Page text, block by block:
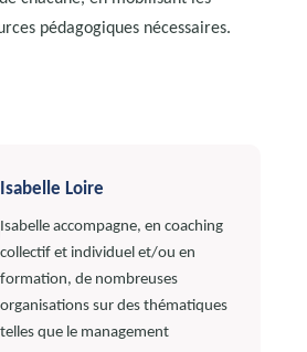
pédagogiques nécessaires.
Isabelle Loire
Isabelle accompagne, en coaching
collectif et individuel et/ou en
formation, de nombreuses
organisations sur des thématiques
telles que le management